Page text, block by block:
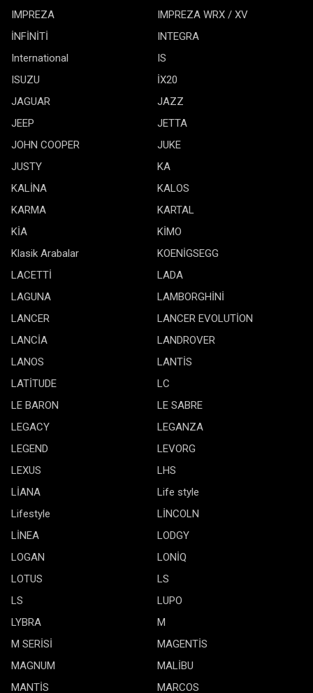
IMPREZA
IMPREZA WRX / XV
İNFİNİTİ
INTEGRA
International
IS
ISUZU
İX20
JAGUAR
JAZZ
JEEP
JETTA
JOHN COOPER
JUKE
JUSTY
KA
KALİNA
KALOS
KARMA
KARTAL
KİA
KİMO
Klasik Arabalar
KOENİGSEGG
LACETTİ
LADA
LAGUNA
LAMBORGHİNİ
LANCER
LANCER EVOLUTİON
LANCİA
LANDROVER
LANOS
LANTİS
LATİTUDE
LC
LE BARON
LE SABRE
LEGACY
LEGANZA
LEGEND
LEVORG
LEXUS
LHS
LİANA
Life style
Lifestyle
LİNCOLN
LİNEA
LODGY
LOGAN
LONİQ
LOTUS
LS
LS
LUPO
LYBRA
M
M SERİSİ
MAGENTİS
MAGNUM
MALİBU
MANTİS
MARCOS